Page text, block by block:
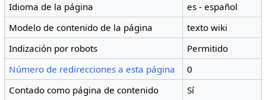
Idioma de la página
es - español
Modelo de contenido de la página
texto wiki
Indización por robots
Permitido
Número de redirecciones a esta página
0
Contado como página de contenido
Sí